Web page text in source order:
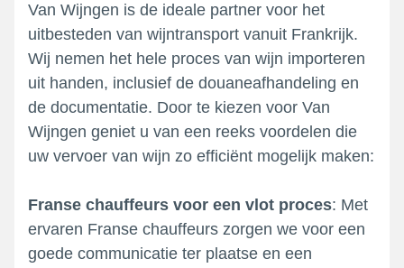
Van Wijngen is de ideale partner voor het
uitbesteden van wijntransport vanuit Frankrijk.
Wij nemen het hele proces van wijn importeren
uit handen, inclusief de douaneafhandeling en
de documentatie. Door te kiezen voor Van
Wijngen geniet u van een reeks voordelen die
uw vervoer van wijn zo efficiënt mogelijk maken:
Franse chauffeurs voor een vlot proces: Met
ervaren Franse chauffeurs zorgen we voor een
goede communicatie ter plaatse en een